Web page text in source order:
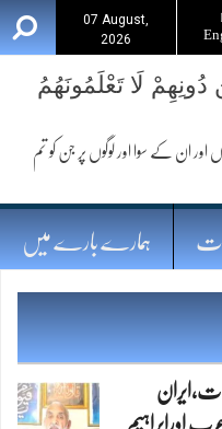
07 August,
2026
لَا تَعْلَمُونَهُمُ
کے سوا اور لوگوں پر جن کو تم
ہمارے بارے میں
اورابراہیم